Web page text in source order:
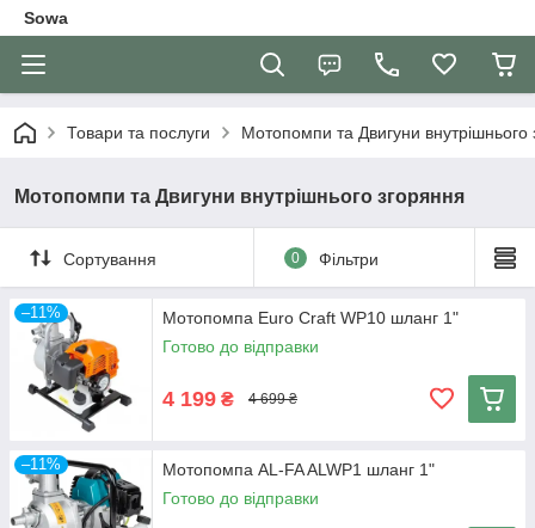
Sowa
Товари та послуги Мотопомпи та Двигуни внутрішнього
Мотопомпи та Двигуни внутрішнього згоряння
Сортування 0 Фільтри
–11%
Мотопомпа Euro Craft WP10 шланг 1"
Готово до відправки
4 199 ₴ 4 699 ₴
–11%
Мотопомпа AL-FA ALWP1 шланг 1"
Готово до відправки